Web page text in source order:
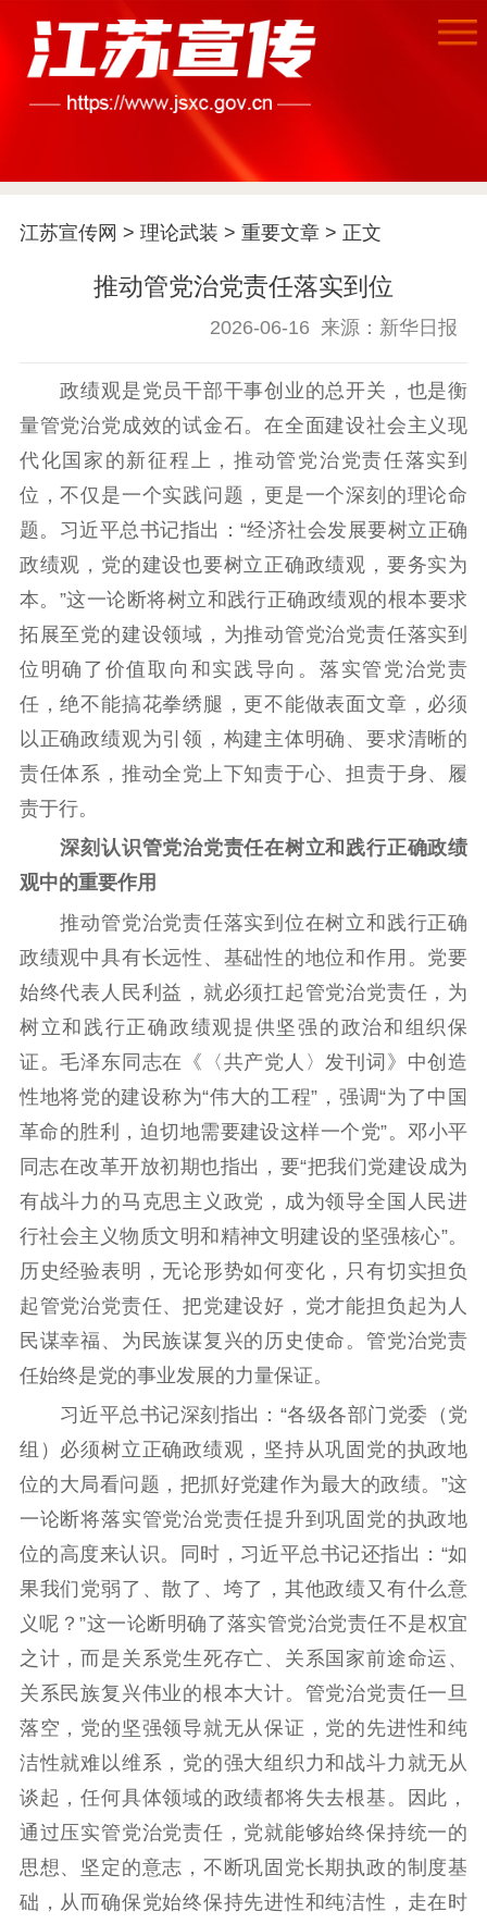
首页
江苏要闻
公示公告
通知公告 信息公开制度
信息公开指南
信息公开年度报
告
政策法规
理论学习 宣传宣讲 研究阐释
哲学社科
社科强省 工作通知
成果集萃
江苏文脉
资料下载
新闻宣传
主题宣传 对外宣传
新闻发布
记者之家
品牌栏目
文化文艺
精品生产 文化惠民
文化传承
文化交流
体制改革
文化产业
紫金文化艺术节
品牌活动
精神文明
文明创建 文明实践
文明培育
先进典型
社会宣传
思想政治教育 爱国主义教育
全民国防教育
红色资源保护利
用
新闻出版
精品出版 全民阅读
出版监管
扫黄打非
电影工作
电影创作 电影市场
江苏宣传网 > 理论武装 > 重要文章> 正文
推动管党治党责任落实到位
2026-06-16 来源：新华日报
政绩观是党员干部干事创业的总开关，也是衡
量管党治党成效的试金石。在全面建设社会主义现
代化国家的新征程上，推动管党治党责任落实到
位，不仅是一个实践问题，更是一个深刻的理论命
题。习近平总书记指出：“经济社会发展要树立正确
政绩观，党的建设也要树立正确政绩观，要务实为
本。”这一论断将树立和践行正确政绩观的根本要求
拓展至党的建设领域，为推动管党治党责任落实到
位明确了价值取向和实践导向。落实管党治党责
任，绝不能搞花拳绣腿，更不能做表面文章，必须
以正确政绩观为引领，构建主体明确、要求清晰的
责任体系，推动全党上下知责于心、担责于身、履
责于行。
深刻认识管党治党责任在树立和践行正确政绩
观中的重要作用
推动管党治党责任落实到位在树立和践行正确
政绩观中具有长远性、基础性的地位和作用。党要
始终代表人民利益，就必须扛起管党治党责任，为
树立和践行正确政绩观提供坚强的政治和组织保
证。毛泽东同志在《〈共产党人〉发刊词》中创造
性地将党的建设称为“伟大的工程”，强调“为了中国
革命的胜利，迫切地需要建设这样一个党”。邓小平
同志在改革开放初期也指出，要“把我们党建设成为
有战斗力的马克思主义政党，成为领导全国人民进
行社会主义物质文明和精神文明建设的坚强核心”。
历史经验表明，无论形势如何变化，只有切实担负
起管党治党责任、把党建设好，党才能担负起为人
民谋幸福、为民族谋复兴的历史使命。管党治党责
任始终是党的事业发展的力量保证。
习近平总书记深刻指出：“各级各部门党委（党
组）必须树立正确政绩观，坚持从巩固党的执政地
位的大局看问题，把抓好党建作为最大的政绩。”这
一论断将落实管党治党责任提升到巩固党的执政地
位的高度来认识。同时，习近平总书记还指出：“如
果我们党弱了、散了、垮了，其他政绩又有什么意
义呢？”这一论断明确了落实管党治党责任不是权宜
之计，而是关系党生死存亡、关系国家前途命运、
关系民族复兴伟业的根本大计。管党治党责任一旦
落空，党的坚强领导就无从保证，党的先进性和纯
洁性就难以维系，党的强大组织力和战斗力就无从
谈起，任何具体领域的政绩都将失去根基。因此，
通过压实管党治党责任，党就能够始终保持统一的
思想、坚定的意志，不断巩固党长期执政的制度基
础，从而确保党始终保持先进性和纯洁性，走在时